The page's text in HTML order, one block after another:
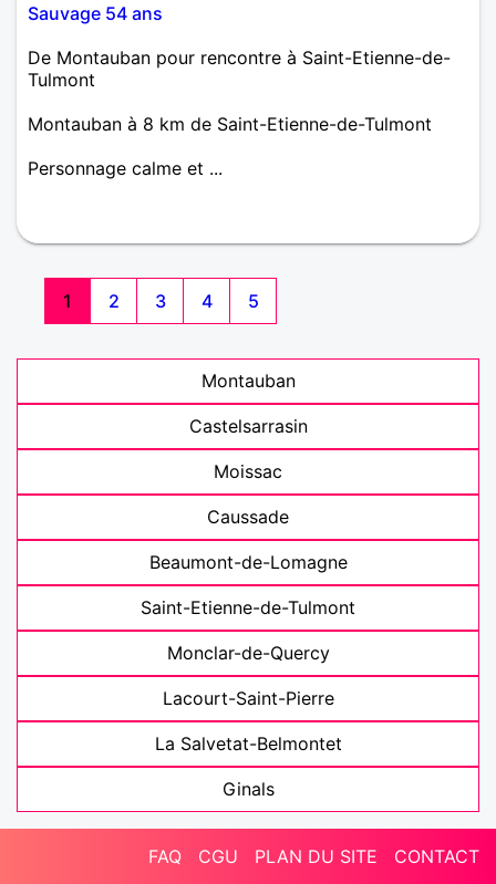
Sauvage 54 ans
De Montauban pour rencontre à Saint-Etienne-de-
Tulmont
Montauban à 8 km de Saint-Etienne-de-Tulmont
Personnage calme et ...
1 2 3 4 5
Montauban
Castelsarrasin
Moissac
Caussade
Beaumont-de-Lomagne
Saint-Etienne-de-Tulmont
Monclar-de-Quercy
Lacourt-Saint-Pierre
La Salvetat-Belmontet
Ginals
FAQ CGU PLAN DU SITE CONTACT